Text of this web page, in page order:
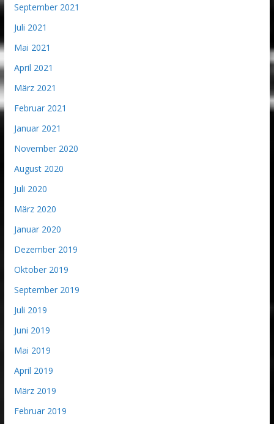
September 2021
Juli 2021
Mai 2021
April 2021
März 2021
Februar 2021
Januar 2021
November 2020
August 2020
Juli 2020
März 2020
Januar 2020
Dezember 2019
Oktober 2019
September 2019
Juli 2019
Juni 2019
Mai 2019
April 2019
März 2019
Februar 2019